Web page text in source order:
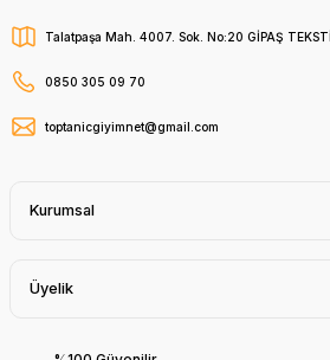
Talatpaşa Mah. 4007. Sok. No:20 GİPAŞ
0850 305 09 70
toptanicgiyimnet@gmail.com
Kurumsal
Üyelik